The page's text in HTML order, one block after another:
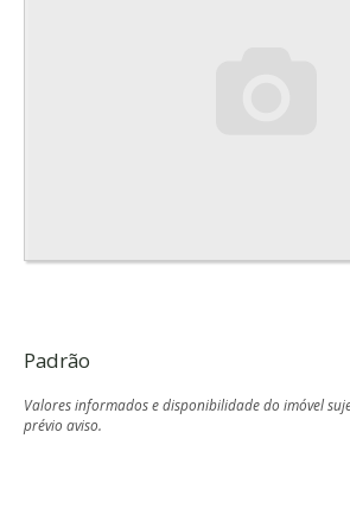
Padrão
Valores informados e disponibilidade do imóvel
prévio aviso.